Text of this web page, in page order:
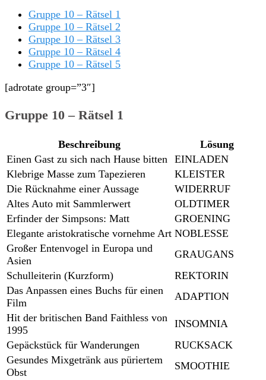
Gruppe 10 – Rätsel 1
Gruppe 10 – Rätsel 2
Gruppe 10 – Rätsel 3
Gruppe 10 – Rätsel 4
Gruppe 10 – Rätsel 5
[adrotate group=”3″]
Gruppe 10 – Rätsel 1
Beschreibung
Lösung
Einen Gast zu sich nach Hause bitten
EINLADEN
Klebrige Masse zum Tapezieren
KLEISTER
Die Rücknahme einer Aussage
WIDERRUF
Altes Auto mit Sammlerwert
OLDTIMER
Erfinder der Simpsons: Matt
GROENING
Elegante aristokratische vornehme Art NOBLESSE
Großer Entenvogel in Europa und
Asien
GRAUGANS
Schulleiterin (Kurzform)
REKTORIN
Das Anpassen eines Buchs für einen
Film
ADAPTION
Hit der britischen Band Faithless von
1995
INSOMNIA
Gepäckstück für Wanderungen
RUCKSACK
Gesundes Mixgetränk aus püriertem
Obst
SMOOTHIE